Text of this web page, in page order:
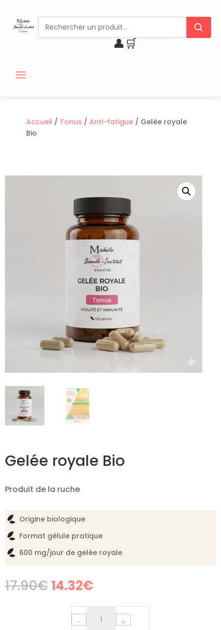
👤 🛒
Accueil / Tonus / Anti-fatigue/ Gelée royale
Bio
Gelée royale Bio
Produit de la ruche
Origine biologique
Format gélule pratique
600 mg/jour de gelée royale
17.90€Original
price
was:
17.90€.
14.32€
is:
14.32€.
− +